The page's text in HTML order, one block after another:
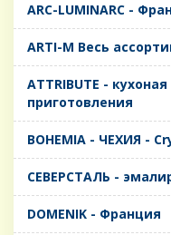
ARC-LUMINARC -
ARTI-M Весь
ATTRIBUTE -
приготовления
BOHEMIA - ЧЕХИЯ -
CЕВЕРСТАЛЬ -
DOMENIK - Франция